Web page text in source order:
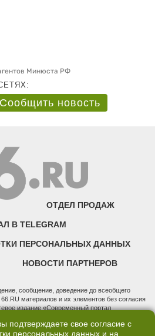
Минюста РФ
Сообщить новость
ОТДЕЛ ПРОДАЖ
В TELEGRAM
ПЕРСОНАЛЬНЫХ ДАННЫХ
НОВОСТИ ПАРТНЕРОВ
сообщение, доведение до всеобщего
материалов и их элементов без согласия
издание «Современный портал
технологий и массовых коммуникаций
номер ЭЛ № ФС 77 - 76634 от 02.09.2019
подтверждаете свое согласие с
персональных данных и на